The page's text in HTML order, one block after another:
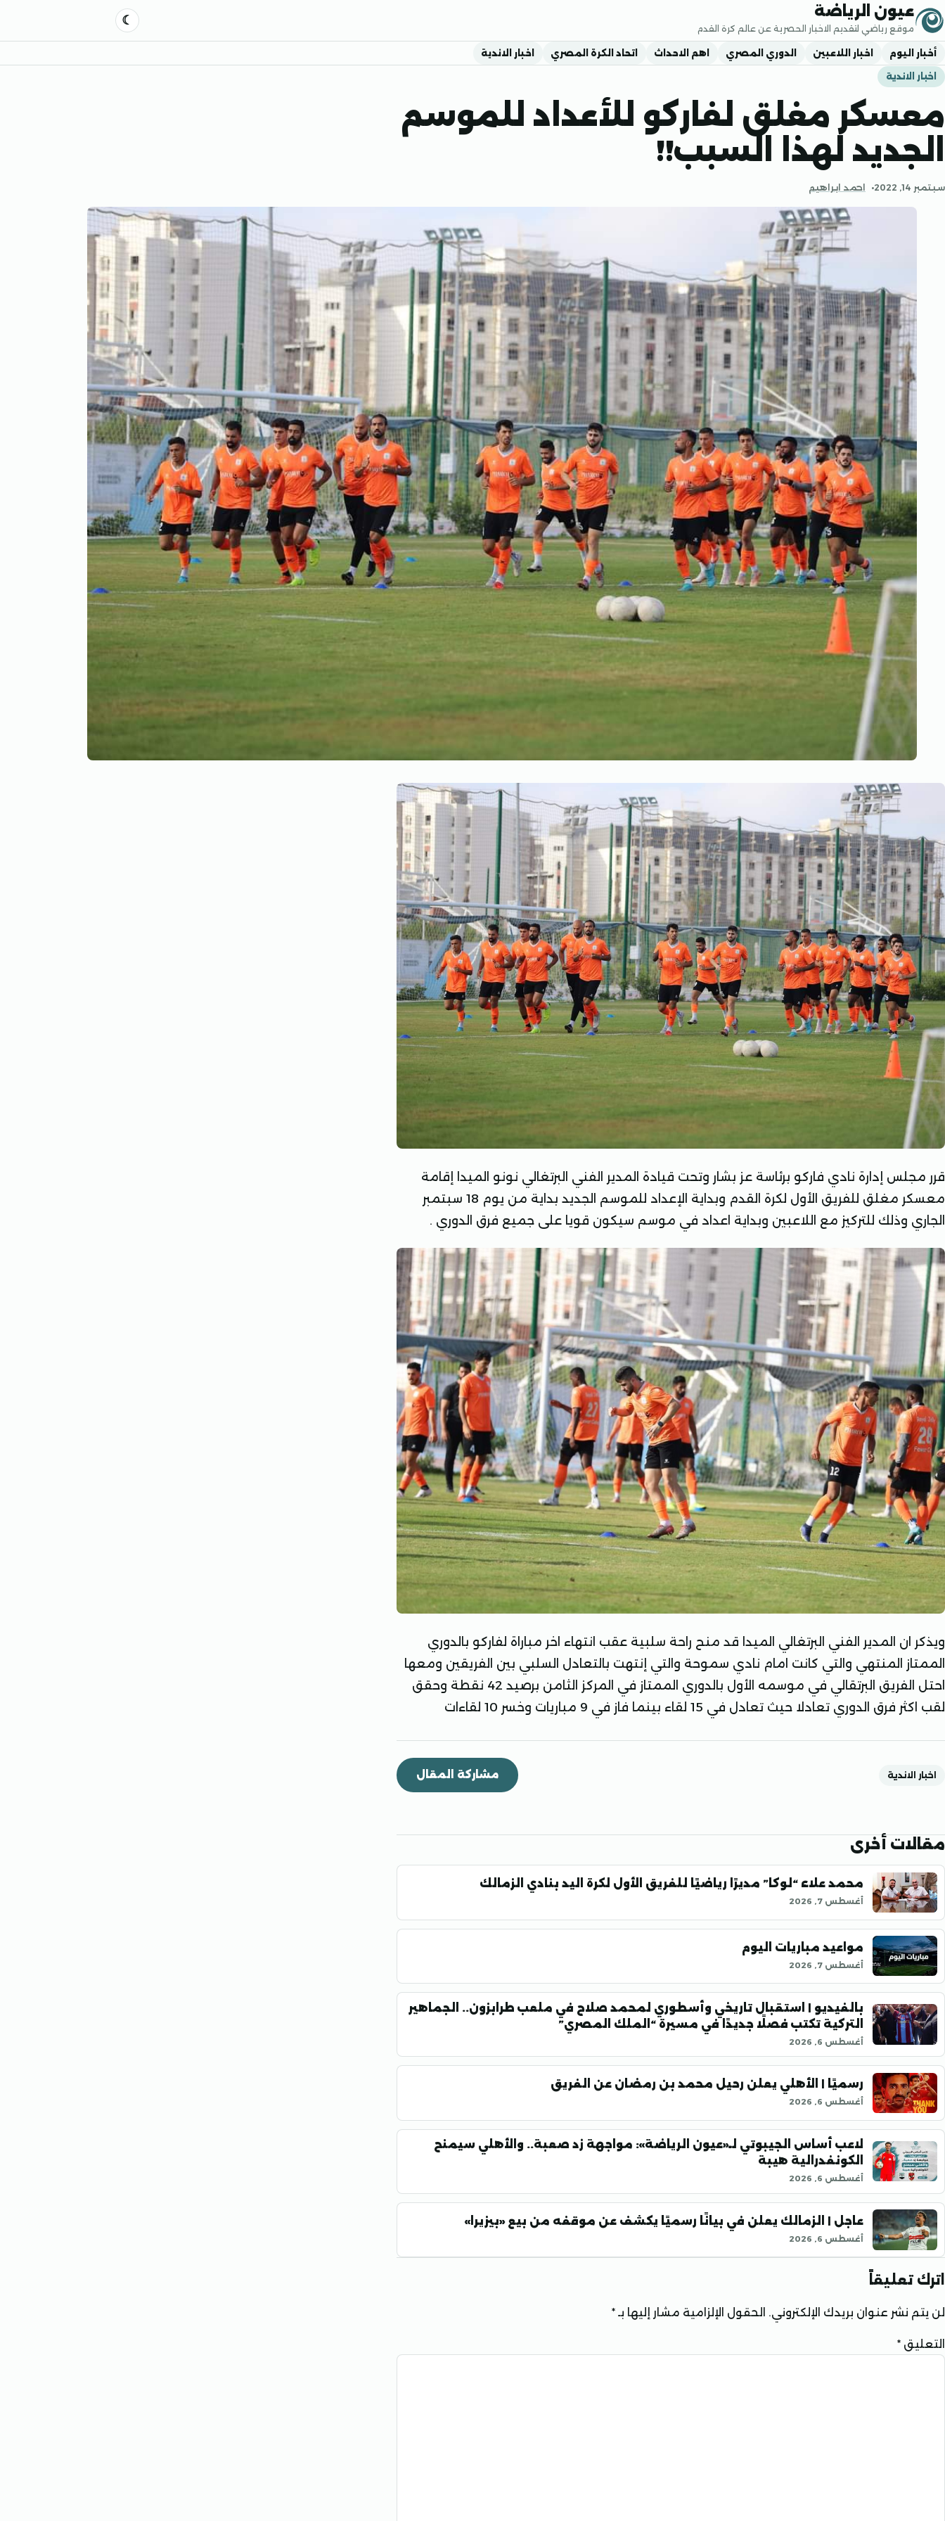
تجاوز إلى المحتوى
عيون الرياضة
موقع رياضي لتقديم الاخبار الحصرية عن عالم كرة القدم
أخبار اليوم اخبار اللاعبين الدوري المصري اهم الاحداث اتحاد الكرة المصري اخبار الاندية
اخبار الاندية
معسكر مغلق لفاركو للأعداد للموسم
الجديد لهذا السبب!!
سبتمبر 14, 2022 احمد ابراهيم
قرر مجلس إدارة نادي فاركو برئاسة عز بشار وتحت قيادة المدير الفني البرتغالي نونو الميدا إقامة
معسكر مغلق للفريق الأول لكرة القدم وبداية الإعداد للموسم الجديد بداية من يوم 18 سبتمبر
الجاري وذلك للتركيز مع اللاعبين وبداية اعداد في موسم سيكون قويا على جميع فرق الدوري .
ويذكر ان المدير الفني البرتغالي الميدا قد منح راحة سلبية عقب انتهاء اخر مباراة لفاركو بالدوري
الممتاز المنتهي والتي كانت امام نادي سموحة والتي إنتهت بالتعادل السلبي بين الفريقين ومعها
احتل الفريق البرتقالي في موسمه الأول بالدوري الممتاز في المركز الثامن برصيد 42 نقطة وحقق
لقب اكثر فرق الدوري تعادلا حيث تعادل في 15 لقاء بينما فاز في 9 مباريات وخسر 10 لقاءات
اخبار الاندية مشاركة المقال
مقالات أخرى
محمد علاء “لوكا” مديرًا رياضيًا للفريق الأول لكرة اليد بنادي الزمالك
أغسطس 7, 2026
مواعيد مباريات اليوم
أغسطس 7, 2026
بالفيديو | استقبال تاريخي وأسطوري لمحمد صلاح في ملعب طرابزون.. الجماهير
التركية تكتب فصلًا جديدًا في مسيرة “الملك المصري”
أغسطس 6, 2026
رسميًا | الأهلي يعلن رحيل محمد بن رمضان عن الفريق
أغسطس 6, 2026
لاعب أساس الجيبوتي لـ«عيون الرياضة»: مواجهة زد صعبة.. والأهلي سيمنح
الكونفدرالية هيبة
أغسطس 6, 2026
عاجل | الزمالك يعلن في بيانًا رسميًا يكشف عن موقفه من بيع «بيزيرا»
أغسطس 6, 2026
اترك تعليقاً
لن يتم نشر عنوان بريدك الإلكتروني. الحقول الإلزامية مشار إليها بـ *
التعليق *